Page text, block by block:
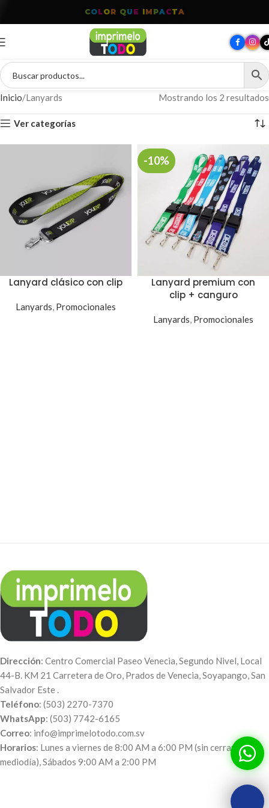
COLOR QU E IM PACTA
Inicio Lanyards Mostrando los 2 resultados
Ver categorías
Lanyard clásico con clip
Lanyards, Promocionales
-10%
Lanyard premium con
clip + canguro
Lanyards, Promocionales
Dirección: Centro Comercial Paseo Venecia, Segundo Nivel, Local
44-B. KM 21 Carretera de Oro, Prados de Venecia, Soyapango, San
Salvador Este .
Teléfono: (503) 2270-7370
WhatsApp: (503) 7742-6165
Correo: info@imprimelotodo.com.sv
Horarios: Lunes a viernes de 8:00 AM a 6:00 PM (sin cerrar al
mediodía), Sábados 9:00 AM a 2:00 PM